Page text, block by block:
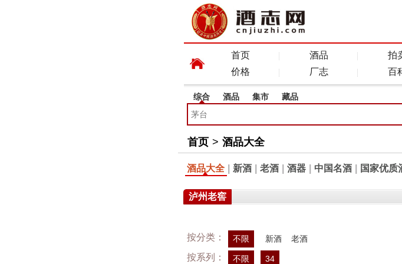
首页 酒品 拍
价格
厂志 百
综合 酒品 集市 藏品
首页 > 酒品大全
酒品大全 新酒 老酒 酒器 中国名酒 国家优质
泸州老窖
按分类： 不限 新酒 老酒
按系列： 不限 34